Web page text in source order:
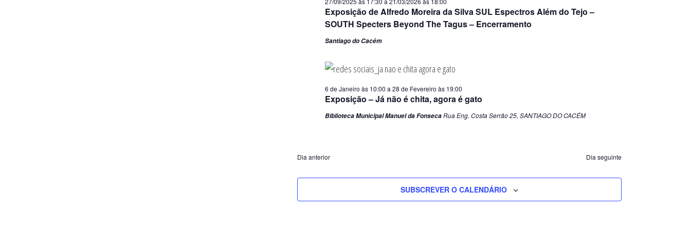
Exposição de Alfredo Moreira da Silva SUL Espectros Além do Tejo –
SOUTH Specters Beyond The Tagus – Encerramento
Santiago do Cacém
Exposição – Já não é chita, agora é gato
6 de Janeiro às 10:00 a 28 de Fevereiro às 19:00
Biblioteca Municipal Manuel da FonsecaRua Eng. Costa Serrão 25, SANTIAGO DO CACÉM
Dia anterior Dia seguinte
SUBSCREVER O CALENDÁRIO